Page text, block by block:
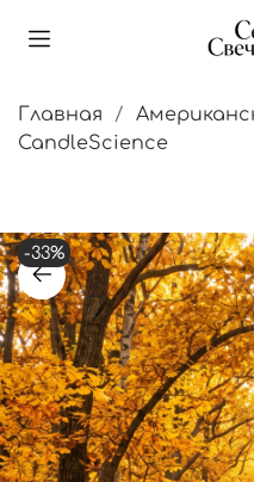
Главная
CandleScience
-33%